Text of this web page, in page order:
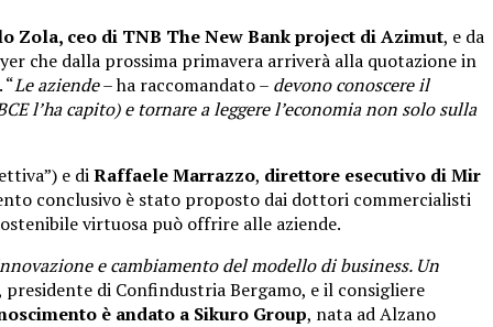
Zola, ceo di TNB The New Bank project di Azimut, e da
che dalla prossima primavera arriverà alla quotazione in
Le aziende– ha raccomandato – devono conoscere il
l’ha capito) e tornare a leggere l’economia non solo sulla
e diRaffaele Marrazzo, direttore esecutivo di Mir
conclusivo è stato proposto dai dottori commercialisti
virtuosa può offrire alle aziende.
e cambiamento del modello di business. Un
di Confindustria Bergamo, e il consigliere
è andato a Sikuro Group, nata ad Alzano